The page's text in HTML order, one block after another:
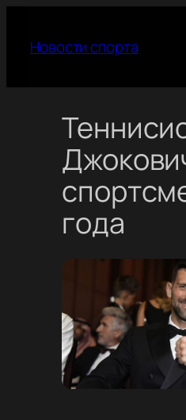
содержимому
Новости спорта
года